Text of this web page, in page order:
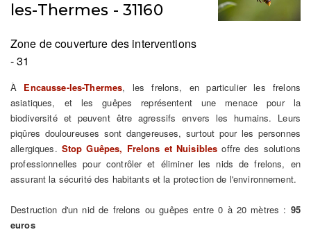
les-Thermes - 31160
Zone de couverture des interventions
- 31
À Encausse-les-Thermes, les frelons, en particulier les frelons
asiatiques, et les guêpes représentent une menace pour la
biodiversité et peuvent être agressifs envers les humains. Leurs
piqûres douloureuses sont dangereuses, surtout pour les personnes
allergiques. Stop Guêpes, Frelons et Nuisibles offre des solutions
professionnelles pour contrôler et éliminer les nids de frelons, en
assurant la sécurité des habitants et la protection de l'environnement.
Destruction d'un nid de frelons ou guêpes entre 0 à 20 mètres : 95
euros